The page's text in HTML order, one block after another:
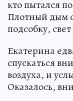
кто пытался
Плотный дым
подсобку,
Екатерина
спускаться
воздуха, и
Оказалось,